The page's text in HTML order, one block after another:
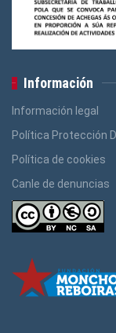
Información
Información legal
Política Protección
Política de cookies
Canle de denuncias